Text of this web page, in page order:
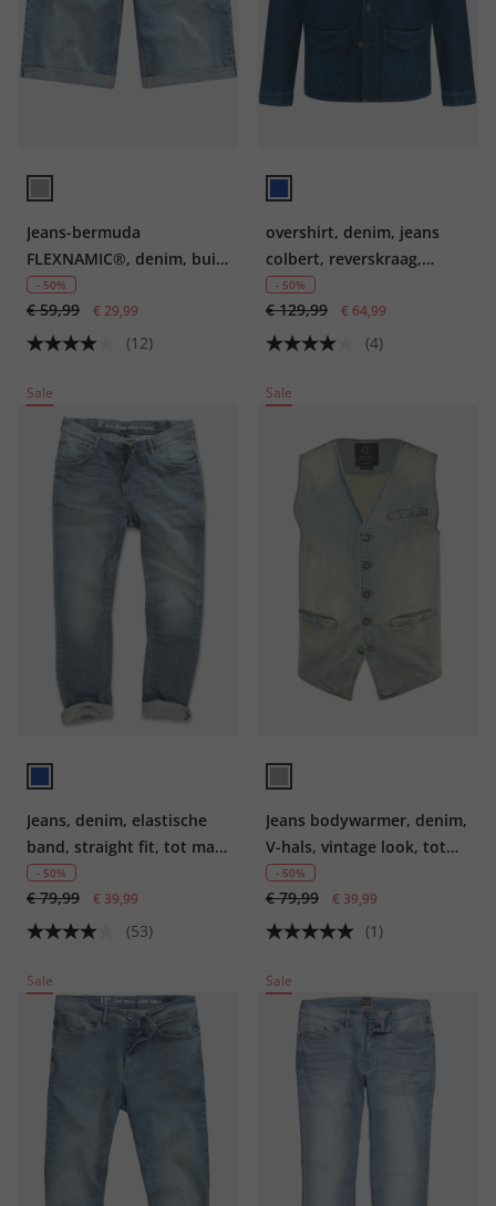
Jeans-bermuda
FLEXNAMIC®, denim, buik-
fit, 5-pocket, tot maat 72
- 50%
€ 59,99 € 29,99
(12)
overshirt, denim, jeans
colbert, reverskraag,
borstzakje
- 50%
€ 129,99 € 64,99
(4)
Sale
Jeans, denim, elastische
band, straight fit, tot maat
70/35
- 50%
€ 79,99 € 39,99
(53)
Sale
Jeans bodywarmer, denim,
V-hals, vintage look, tot
8XL
- 50%
€ 79,99 € 39,99
(1)
Sale Sale